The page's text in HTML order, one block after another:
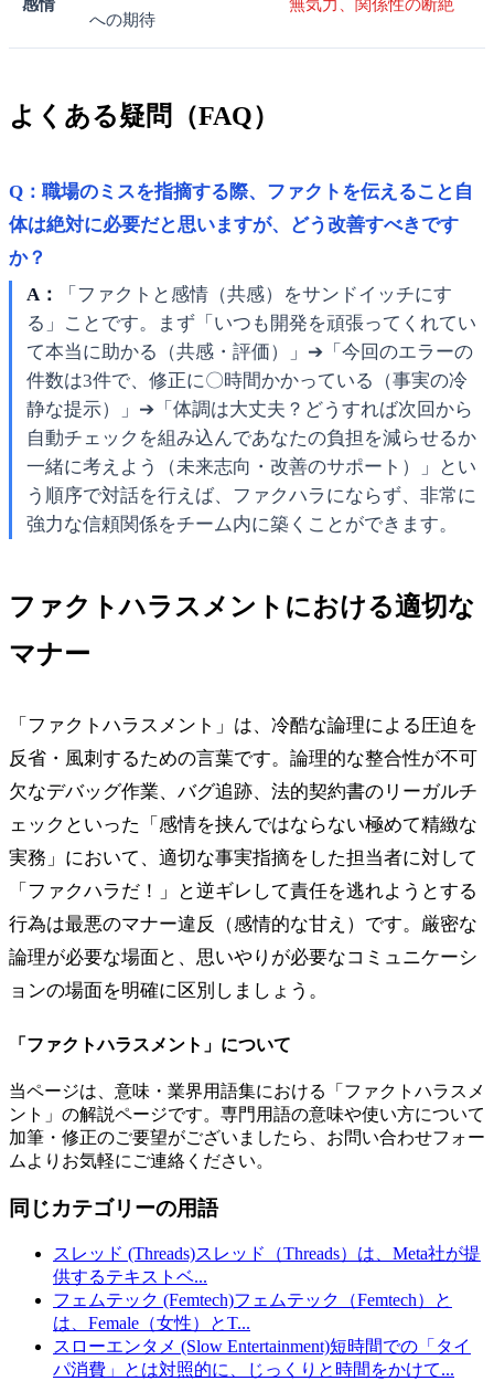
への期待
よくある疑問（FAQ）
Q：職場のミスを指摘する際、ファクトを伝えること自
体は絶対に必要だと思いますが、どう改善すべきです
か？
A：
「ファクトと感情（共感）をサンドイッチにす
る」ことです。まず「いつも開発を頑張ってくれてい
て本当に助かる（共感・評価）」➔「今回のエラーの
件数は3件で、修正に〇時間かかっている（事実の冷
静な提示）」➔「体調は大丈夫？どうすれば次回から
自動チェックを組み込んであなたの負担を減らせるか
一緒に考えよう（未来志向・改善のサポート）」とい
う順序で対話を行えば、ファクハラにならず、非常に
強力な信頼関係をチーム内に築くことができます。
ファクトハラスメントにおける適切な
マナー
「ファクトハラスメント」は、冷酷な論理による圧迫を
反省・風刺するための言葉です。論理的な整合性が不可
欠なデバッグ作業、バグ追跡、法的契約書のリーガルチ
ェックといった「感情を挟んではならない極めて精緻な
実務」において、適切な事実指摘をした担当者に対して
「ファクハラだ！」と逆ギレして責任を逃れようとする
行為は最悪のマナー違反（感情的な甘え）です。厳密な
論理が必要な場面と、思いやりが必要なコミュニケーシ
ョンの場面を明確に区別しましょう。
「 ファクトハラスメント 」について
当ページは、意味・業界用語集における「 ファクトハラスメ
ント 」の解説ページです。専門用語の意味や使い方について
加筆・修正のご要望がございましたら、お問い合わせフォー
ムよりお気軽にご連絡ください。
同じカテゴリーの用語
スレッド (Threads)スレッド（Threads）は、Meta社が提
供するテキストベ...
フェムテック (Femtech)フェムテック（Femtech）と
は、Female（女性）とT...
スローエンタメ (Slow Entertainment)短時間での「タイ
パ消費」とは対照的に、じっくりと時間をかけて...